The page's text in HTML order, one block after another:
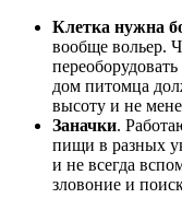
Клетка нужна
вообще вольер.
дом питомца
высоту и не
Заначки.
пищи в разных
и не всегда
зловоние и